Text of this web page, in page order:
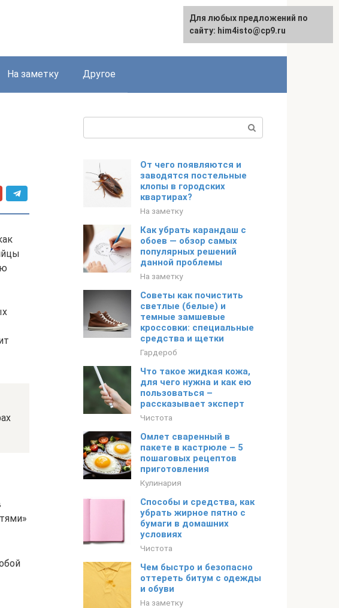
На заметку Другое
От чего появляются и
заводятся постельные
клопы в городских
квартирах?
На заметку
Как убрать карандаш с
обоев — обзор самых
популярных решений
данной проблемы
На заметку
Советы как почистить
светлые (белые) и
темные замшевые
кроссовки: специальные
средства и щетки
Гардероб
Что такое жидкая кожа,
для чего нужна и как ею
пользоваться –
рассказывает эксперт
Чистота
Омлет сваренный в
пакете в кастрюле – 5
пошаговых рецептов
приготовления
Кулинария
Способы и средства, как
убрать жирное пятно с
бумаги в домашних
условиях
Чистота
Чем быстро и безопасно
оттереть битум с одежды
и обуви
На заметку
Для любых предложений по
сайту: him4isto@cp9.ru